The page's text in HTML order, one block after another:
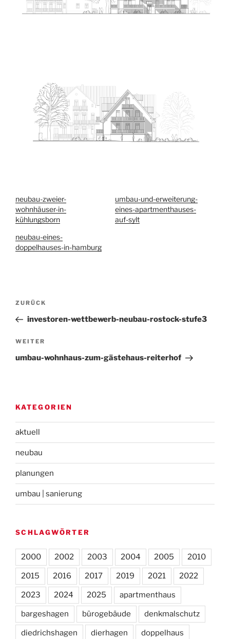
neubau-zweier-
wohnhäuser-in-
kühlungsborn
umbau-und-erweiterung-
eines-apartmenthauses-
auf-sylt
neubau-eines-
doppelhauses-in-hamburg
Beitragsnavigation
Vorheriger
Beitrag
ZURÜCK
investoren-wettbewerb-neubau-rostock-stufe3
Nächster
Beitrag
WEITER
umbau-wohnhaus-zum-gästehaus-reiterhof
KATEGORIEN
aktuell
neubau
planungen
umbau | sanierung
SCHLAGWÖRTER
2000 2002 2003 2004 2005 2010
2015 2016 2017 2019 2021 2022
2023 2024 2025 apartmenthaus
bargeshagen bürogebäude denkmalschutz
diedrichshagen dierhagen doppelhaus